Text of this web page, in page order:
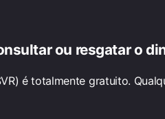
ou resgatar o
é totalmente gratuito.